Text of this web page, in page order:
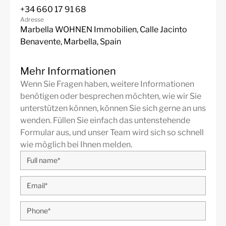
Yachthafen mit Designer-Boutiquen. und ein
geschäftiges öffentliches Leben das ganze
Jahr. Wohlhabende Wohngegend mit eleganten Villen
und Luxus-Apartments. Nueva Andalucia, auch
renommiertesten Golfplätze an der Küste, darunter der
Real Club de Golf in Las Brisas, der Los Naranjos Golf
Club und der Aloha Golf Club.
Weitere Details
Merkmale
24 Stunden Sicherheit
ADSL / WIFI
Klimaanlage warm/kalt
Alarm System
Annehmlichkeiten in der
Nähe
Bewässerungssystem
Barbeque
Keller
Brandneu
+34 660 17 91 68
Adresse
Marbella WOHNEN Immobilien, Calle Jacinto
Benavente, Marbella, Spain
Mehr Informationen
Wenn Sie Fragen haben, weitere Informationen
benötigen oder besprechen möchten, wie wir Sie
unterstützen können, können Sie sich gerne an uns
wenden. Füllen Sie einfach das untenstehende
Formular aus, und unser Team wird sich so schnell
wie möglich bei Ihnen melden.